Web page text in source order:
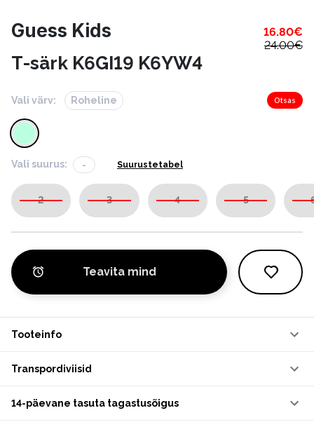
Guess Kids 16.80€
24.00€
T-särk K6GI19 K6YW4
Vali värv: Roheline Otsas
Vali suurus: - Suurustetabel
2 3 4 5
Teavita mind
Tooteinfo
Transpordiviisid
14-päevane tasuta tagastusõigus